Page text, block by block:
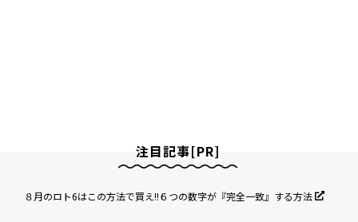
注目記事[PR]
８月のロト6はこの方法で買え!!６つの数字が『完全一致』する方法